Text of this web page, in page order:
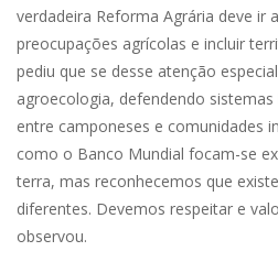
verdadeira Reforma Agrária deve ir
preocupações agrícolas e incluir
pediu que se desse atenção
agroecologia, defendendo
entre camponeses e comunidades
como o Banco Mundial focam-se
terra, mas reconhecemos que
diferentes. Devemos respeitar e
observou.